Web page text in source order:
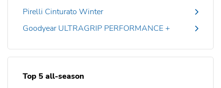
Pirelli Cinturato Winter
Goodyear ULTRAGRIP PERFORMANCE +
Top 5 all-season